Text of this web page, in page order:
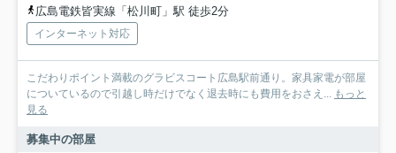
広島電鉄皆実線「松川町」駅 徒歩2分
インターネット対応
こだわりポイント満載のグラビスコート広島駅前通り。家具家電が部屋
についているので引越し時だけでなく退去時にも費用をおさえ... もっと
見る
募集中の部屋